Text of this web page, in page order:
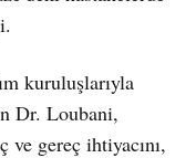
kuruluşlarıyla
Dr. Loubani,
ve gereç ihtiyacını,